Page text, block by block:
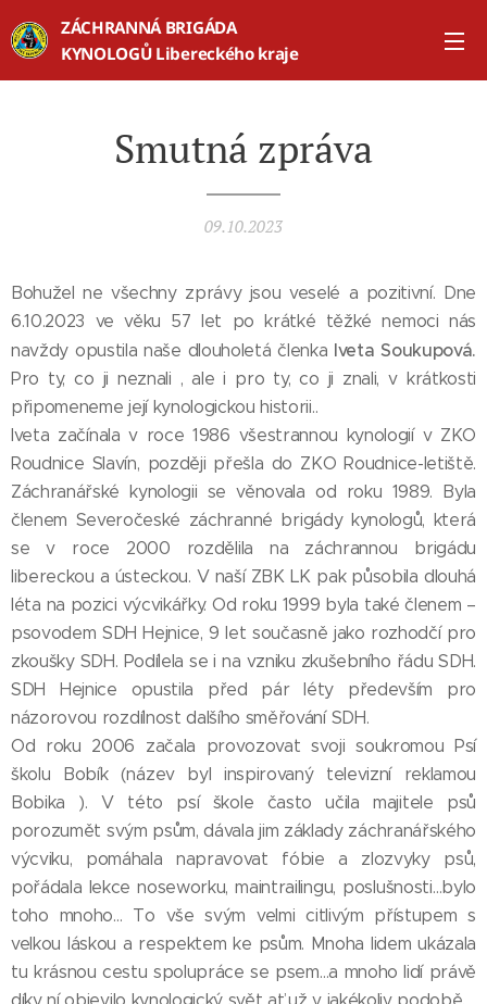
ZÁCHRANNÁ BRIGÁDA
KYNOLOGŮ Libereckého kraje
Smutná zpráva
09.10.2023
Bohužel ne všechny zprávy jsou veselé a pozitivní. Dne
6.10.2023 ve věku 57 let po krátké těžké nemoci nás
navždy opustila naše dlouholetá členka Iveta Soukupová.
Pro ty, co ji neznali , ale i pro ty, co ji znali, v krátkosti
připomeneme její kynologickou historii..
Iveta začínala v roce 1986 všestrannou kynologií v ZKO
Roudnice Slavín, později přešla do ZKO Roudnice-letiště.
Záchranářské kynologii se věnovala od roku 1989. Byla
členem Severočeské záchranné brigády kynologů, která
se v roce 2000 rozdělila na záchrannou brigádu
libereckou a ústeckou. V naší ZBK LK pak působila dlouhá
léta na pozici výcvikářky. Od roku 1999 byla také členem –
psovodem SDH Hejnice, 9 let současně jako rozhodčí pro
zkoušky SDH. Podílela se i na vzniku zkušebního řádu SDH.
SDH Hejnice opustila před pár léty především pro
názorovou rozdílnost dalšího směřování SDH.
Od roku 2006 začala provozovat svoji soukromou Psí
školu Bobík (název byl inspirovaný televizní reklamou
Bobika ). V této psí škole často učila majitele psů
porozumět svým psům, dávala jim základy záchranářského
výcviku, pomáhala napravovat fóbie a zlozvyky psů,
pořádala lekce noseworku, maintrailingu, poslušnosti…bylo
toho mnoho… To vše svým velmi citlivým přístupem s
velkou láskou a respektem ke psům. Mnoha lidem ukázala
tu krásnou cestu spolupráce se psem…a mnoho lidí právě